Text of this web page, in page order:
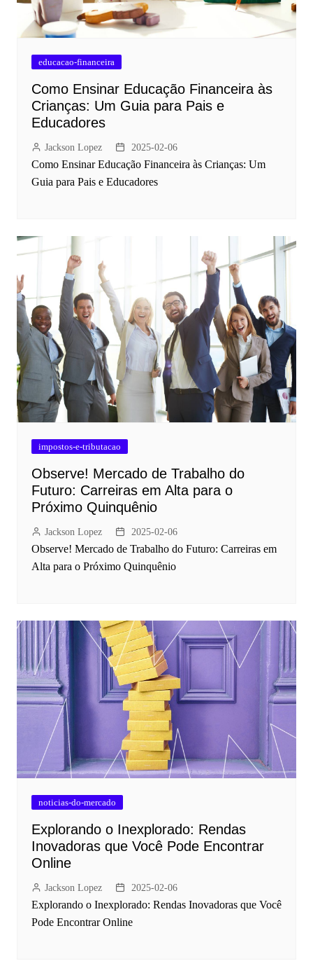
educacao-financeira
Como Ensinar Educação Financeira às
Crianças: Um Guia para Pais e
Educadores
Jackson Lopez 2025-02-06
Como Ensinar Educação Financeira às Crianças: Um
Guia para Pais e Educadores
impostos-e-tributacao
Observe! Mercado de Trabalho do
Futuro: Carreiras em Alta para o
Próximo Quinquênio
Jackson Lopez 2025-02-06
Observe! Mercado de Trabalho do Futuro: Carreiras em
Alta para o Próximo Quinquênio
noticias-do-mercado
Explorando o Inexplorado: Rendas
Inovadoras que Você Pode Encontrar
Online
Jackson Lopez 2025-02-06
Explorando o Inexplorado: Rendas Inovadoras que Você
Pode Encontrar Online